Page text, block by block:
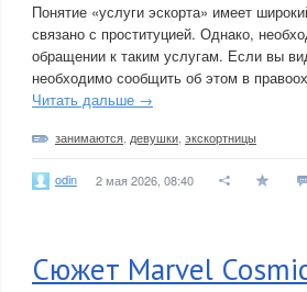
Понятие «услуги эскорта» имеет
связано с проституцией. Однако,
обращении к таким услугам. Если вы
необходимо сообщить об этом в
Читать дальше →
занимаются девушки экскортницы
odin 2 мая 2026, 08:40
Сюжет Marvel